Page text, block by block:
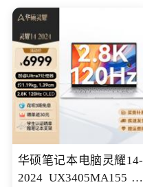
华硕笔记本电脑灵耀14-
2024 UX3405MA155冰